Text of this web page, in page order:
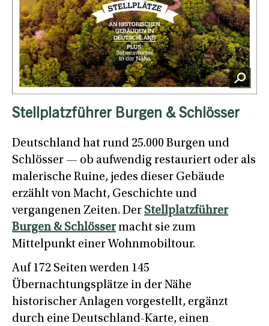
Stellplatzführer Burgen & Schlösser
Deutschland hat rund 25.000 Burgen und
Schlösser — ob aufwendig restauriert oder als
malerische Ruine, jedes dieser Gebäude
erzählt von Macht, Geschichte und
vergangenen Zeiten. Der Stellplatzführer
Burgen & Schlössermacht sie zum
Mittelpunkt einer Wohnmobiltour.
Auf 172 Seiten werden 145
Übernachtungsplätze in der Nähe
historischer Anlagen vorgestellt, ergänzt
durch eine Deutschland-Karte, einen